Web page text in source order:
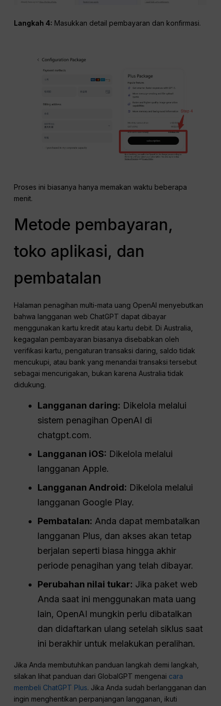
Langkah 4: Masukkan detail pembayaran dan konfirmasi.
Proses ini biasanya hanya memakan waktu beberapa
menit.
Metode pembayaran,
toko aplikasi, dan
pembatalan
Halaman penagihan multi-mata uang OpenAI menyebutkan
bahwa langganan web ChatGPT dapat dibayar
menggunakan kartu kredit atau kartu debit. Di Australia,
kegagalan pembayaran biasanya disebabkan oleh
verifikasi kartu, pengaturan transaksi daring, saldo tidak
mencukupi, atau bank yang menandai transaksi tersebut
sebagai mencurigakan, bukan karena Australia tidak
didukung.
Langganan daring: Dikelola melalui
sistem penagihan OpenAI di
chatgpt.com.
Langganan iOS: Dikelola melalui
langganan Apple.
Langganan Android: Dikelola melalui
langganan Google Play.
Pembatalan: Anda dapat membatalkan
langganan Plus, dan akses akan tetap
berjalan seperti biasa hingga akhir
periode penagihan yang telah dibayar.
Perubahan nilai tukar: Jika paket web
Anda saat ini menggunakan mata uang
lain, OpenAI mungkin perlu dibatalkan
dan didaftarkan ulang setelah siklus saat
ini berakhir untuk melakukan peralihan.
Jika Anda membutuhkan panduan langkah demi langkah,
silakan lihat panduan dari GlobalGPT mengenai cara
membeli ChatGPT Plus. Jika Anda sudah berlangganan dan
ingin menghentikan perpanjangan langganan, ikuti